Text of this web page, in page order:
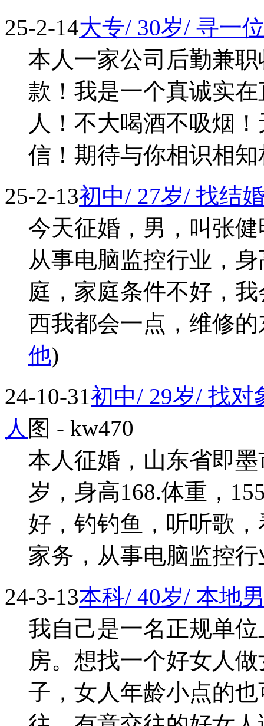
25-2-14大专/ 30岁/ 寻一
本人一家公司后勤兼
款！我是一个真诚实
人！不大喝酒不吸烟
信！期待与你相识相知
25-2-13初中/ 27岁/ 找结
今天征婚，男，叫张
从事电脑监控行业，
庭，家庭条件不好，
西我都会一点，维修
他)
24-10-31初中/ 29岁/ 找
人 图 - kw470
本人征婚，山东省即
岁，身高168.体重，
好，钓钓鱼，听听歌
家务，从事电脑监控
24-3-13本科/ 40岁/ 本地
我自己是一名正规单
房。想找一个好女人
子，女人年龄小点的